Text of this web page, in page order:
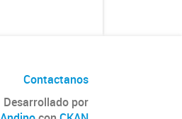
Contactanos
Desarrollado por